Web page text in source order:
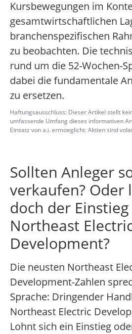
Kursbewegungen im
gesamtwirtschaftlichen
branchenspezifischen
zu beobachten. Die
rund um die 52-Wochen-
dabei die fundamentale
zu ersetzen.
Haftungsausschluss: Dieser Artikel stellt
umfassende Umfang dieses informativen
Einsatz von a.i. ermoeglicht. Aktien sind
Sollten Anleger
verkaufen? Oder
doch der
Northeast
Development?
Die neusten Northeast
Development-Zahlen
Sprache: Dringender
Northeast Electric
Lohnt sich ein Einstieg